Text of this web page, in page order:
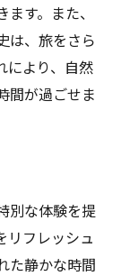
す。また、
は、旅をさら
により、自然
間が過ごせま
別な体験を提
リフレッシュ
た静かな時間